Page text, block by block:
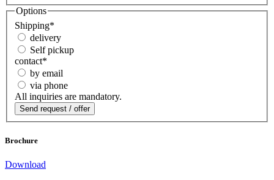
Options
Shipping*
delivery
Self pickup
contact*
by email
via phone
All inquiries are mandatory.
Brochure
Download